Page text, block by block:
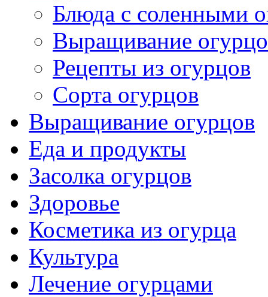
Блюда с соленными
Выращивание
Рецепты из огурцов
Сорта огурцов
Выращивание огурцов
Еда и продукты
Засолка огурцов
Здоровье
Косметика из огурца
Культура
Лечение огурцами